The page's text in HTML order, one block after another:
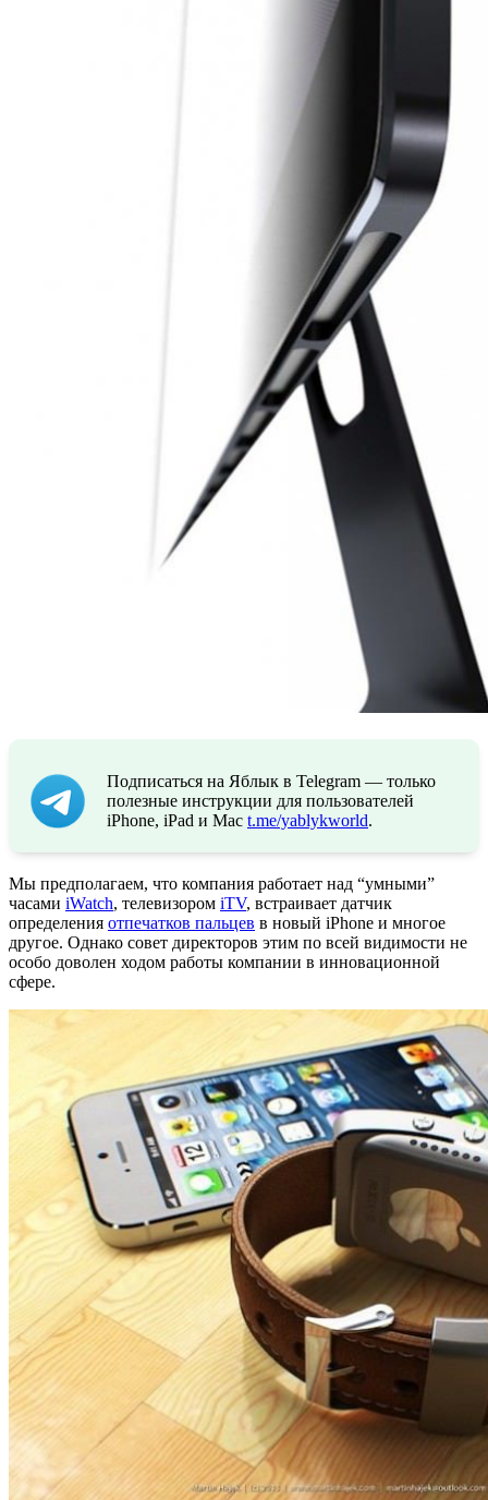
Подписаться на Яблык в Telegram — только
полезные инструкции для пользователей
iPhone, iPad и Mac t.me/yablykworld.
Мы предполагаем, что компания работает над “умными”
часами iWatch, телевизором iTV, встраивает датчик
определения отпечатков пальцев в новый iPhone и многое
другое. Однако совет директоров этим по всей видимости не
особо доволен ходом работы компании в инновационной
сфере.